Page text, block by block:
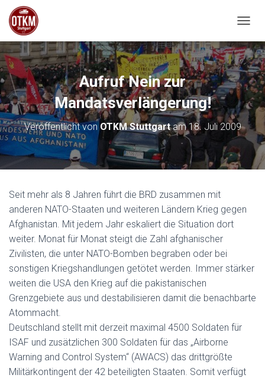
Aufruf Nein zur
Mandatsverlängerung!
Veröffentlicht vonOTKM Stuttgartam18. Juli 2009
Seit mehr als 8 Jahren führt die BRD zusammen mit
anderen NATO-Staaten und weiteren Ländern Krieg gegen
Afghanistan. Mit jedem Jahr eskaliert die Situation dort
weiter. Monat für Monat steigt die Zahl afghanischer
Zivilisten, die unter NATO-Bomben begraben oder bei
sonstigen Kriegshandlungen getötet werden. Immer stärker
weiten die USA den Krieg auf die pakistanischen
Grenzgebiete aus und destabilisieren damit die benachbarte
Atommacht.
Deutschland stellt mit derzeit maximal 4500 Soldaten für
ISAF und zusätzlichen 300 Soldaten für das „Airborne
Warning and Control System“ (AWACS) das drittgrößte
Militärkontingent der 42 beteiligten Staaten. Somit verfügt